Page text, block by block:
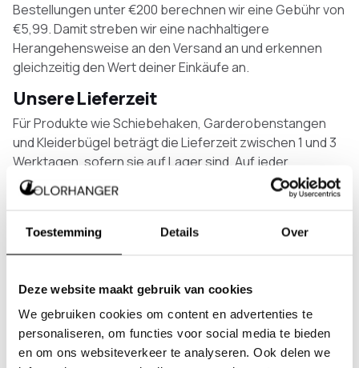
Toestemming Details Over
Deze website maakt gebruik van cookies
We gebruiken cookies om content en advertenties te
personaliseren, om functies voor social media te bieden
en om ons websiteverkeer te analyseren. Ook delen we
Bestellungen unter €200 berechnen wir eine Gebühr von
€5,99. Damit streben wir eine nachhaltigere
Herangehensweise an den Versand an und erkennen
gleichzeitig den Wert deiner Einkäufe an.
Unsere Lieferzeit
Für Produkte wie Schiebehaken, Garderobenstangen
und Kleiderbügel beträgt die Lieferzeit zwischen 1 und 3
Werktagen, sofern sie auf Lager sind. Auf jeder
Produktseite findest du die genaue Lieferzeit jedes
Produkts, damit du genau weißt, was dich erwartet.
Für maßgefertigte Produkte wie Garderoben und
Schuhregale bitten wir um Geduld. Qualität braucht Zeit,
Herzen. Wir streben danach, diese speziellen Produkte
innerhalb von 15 Werktagen zu liefern, also innerhalb von
2 bis 3 Wochen, damit jedes Produkt mit Sorgfalt und
Aufmerksamkeit hergestellt und versandt werden kann.